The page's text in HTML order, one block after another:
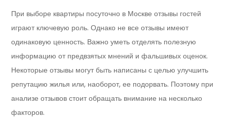
При выборе квартиры посуточно в Москве отзывы гостей
играют ключевую роль. Однако не все отзывы имеют
одинаковую ценность. Важно уметь отделять полезную
информацию от предвзятых мнений и фальшивых оценок.
Некоторые отзывы могут быть написаны с целью улучшить
репутацию жилья или, наоборот, ее подорвать. Поэтому при
анализе отзывов стоит обращать внимание на несколько
факторов.